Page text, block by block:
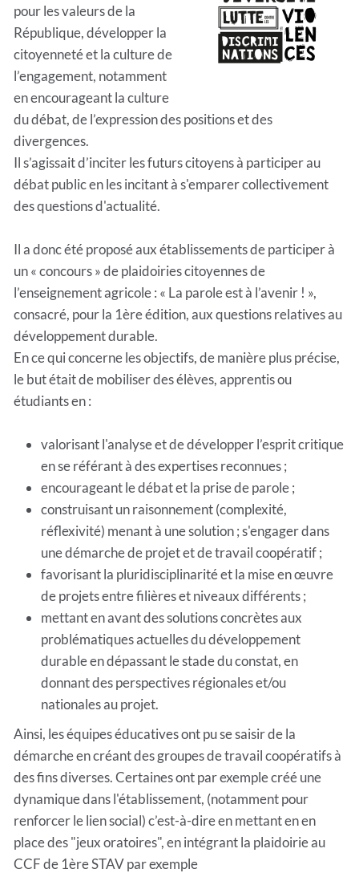
pour les valeurs de la
République, développer la
citoyenneté et la culture de
l’engagement, notamment
en encourageant la culture
du débat, de l’expression des positions et des
divergences.
Il s’agissait d’inciter les futurs citoyens à participer au
débat public en les incitant à s'emparer collectivement
des questions d'actualité.
Il a donc été proposé aux établissements de participer à
un « concours » de plaidoiries citoyennes de
l’enseignement agricole : « La parole est à l’avenir ! »,
consacré, pour la 1ère édition, aux questions relatives au
développement durable.
En ce qui concerne les objectifs, de manière plus précise,
le but était de mobiliser des élèves, apprentis ou
étudiants en :
valorisant l'analyse et de développer l’esprit critique
en se référant à des expertises reconnues ;
encourageant le débat et la prise de parole ;
construisant un raisonnement (complexité,
réflexivité) menant à une solution ; s'engager dans
une démarche de projet et de travail coopératif ;
favorisant la pluridisciplinarité et la mise en œuvre
de projets entre filières et niveaux différents ;
mettant en avant des solutions concrètes aux
problématiques actuelles du développement
durable en dépassant le stade du constat, en
donnant des perspectives régionales et/ou
nationales au projet.
Ainsi, les équipes éducatives ont pu se saisir de la
démarche en créant des groupes de travail coopératifs à
des fins diverses. Certaines ont par exemple créé une
dynamique dans l'établissement, (notamment pour
renforcer le lien social) c’est-à-dire en mettant en en
place des "jeux oratoires", en intégrant la plaidoirie au
CCF de 1ère STAV par exemple